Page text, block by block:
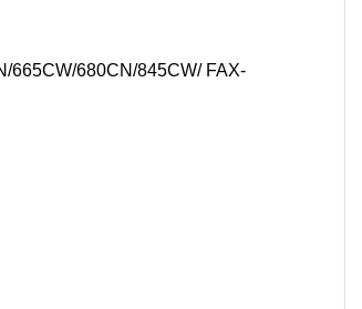
665CW/680CN/845CW/ FAX-